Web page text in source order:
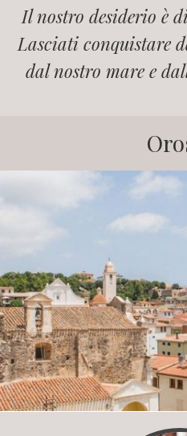
Il nostro desiderio è
Lasciati conquistare
dal nostro mare e